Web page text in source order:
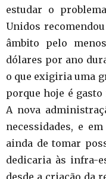
estudar o
Unidos
âmbito pelo
dólares por ano
o que exigiria uma
porque hoje é
A nova
necessidades, e
ainda de tomar
dedicaria às infra-